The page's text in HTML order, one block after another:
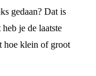
gedaan? Dat is
je de laatste
hoe klein of groot